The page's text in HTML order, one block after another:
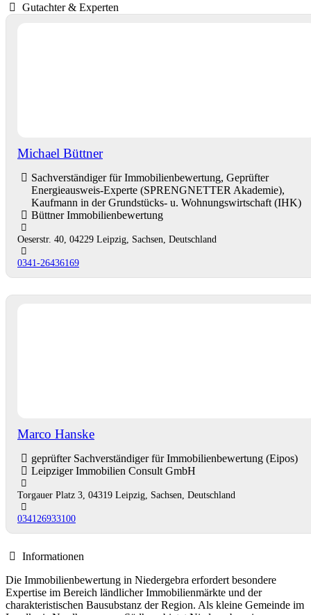
Gutachter & Experten
Michael Büttner
Sachverständiger für Immobilienbewertung, Geprüfter
Energieausweis-Experte (SPRENGNETTER Akademie),
Kaufmann in der Grundstücks- u. Wohnungswirtschaft (IHK)
Büttner Immobilienbewertung
Oeserstr. 40, 04229 Leipzig, Sachsen, Deutschland
0341-26436169
Marco Hanske
geprüfter Sachverständiger für Immobilienbewertung (Eipos)
Leipziger Immobilien Consult GmbH
Torgauer Platz 3, 04319 Leipzig, Sachsen, Deutschland
034126933100
Informationen
Die Immobilienbewertung in Niedergebra erfordert besondere
Expertise im Bereich ländlicher Immobilienmärkte und der
charakteristischen Bausubstanz der Region. Als kleine Gemeinde im